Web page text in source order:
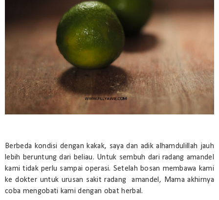
Berbeda kondisi dengan kakak, saya dan adik alhamdulillah jauh
lebih beruntung dari beliau. Untuk sembuh dari radang amandel
kami tidak perlu sampai operasi. Setelah bosan membawa kami
ke dokter untuk urusan sakit radang amandel, Mama akhirnya
coba mengobati kami dengan obat herbal.